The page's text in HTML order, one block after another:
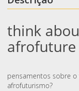
think
afrofuture
pensamentos sobre o
afrofuturismo?